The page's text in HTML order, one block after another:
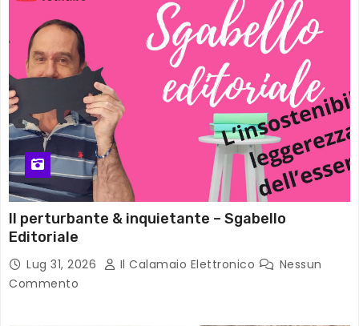
Il perturbante & inquietante – Sgabello
Editoriale
Lug 31, 2026 Il Calamaio Elettronico
Nessun
Commento